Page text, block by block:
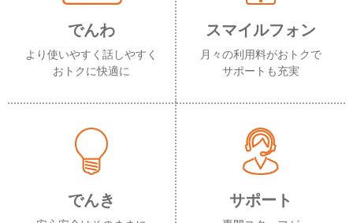
でんわ
より使いやすく話しやすく
おトクに快適に
スマイルフォン
月々の利用料がおトクで
サポートも充実
でんき サポート